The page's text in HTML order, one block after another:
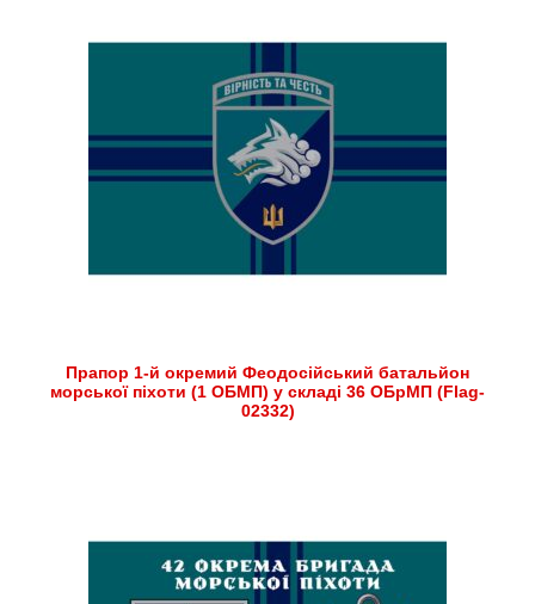
Прапор 1-й окремий Феодосійський батальйон
морської піхоти (1 ОБМП) у складі 36 ОБрМП (Flag-
02332)